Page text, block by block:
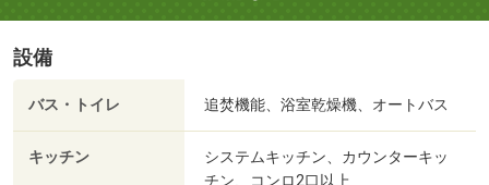
設備
バス・トイレ 追焚機能、浴室乾燥機、オートバス
キッチン
システムキッチン、カウンターキッ
チン、コンロ2口以上